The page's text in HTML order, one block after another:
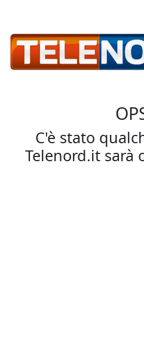
C'è stato
Telenord.it sarà